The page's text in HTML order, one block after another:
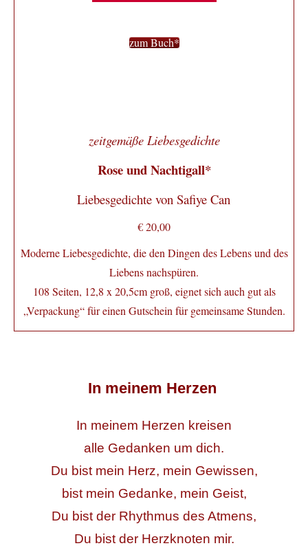
zum Buch*
zeitgemäße Liebesgedichte
Rose und Nachtigall*
Liebesgedichte von Safiye Can
€ 20,00
Moderne Liebesgedichte, die den Dingen des Lebens und des
Liebens nachspüren.
108 Seiten, 12,8 x 20,5cm groß, eignet sich auch gut als
„Verpackung“ für einen Gutschein für gemeinsame Stunden.
In meinem Herzen
In meinem Herzen kreisen
alle Gedanken um dich.
Du bist mein Herz, mein Gewissen,
bist mein Gedanke, mein Geist,
Du bist der Rhythmus des Atmens,
Du bist der Herzknoten mir.